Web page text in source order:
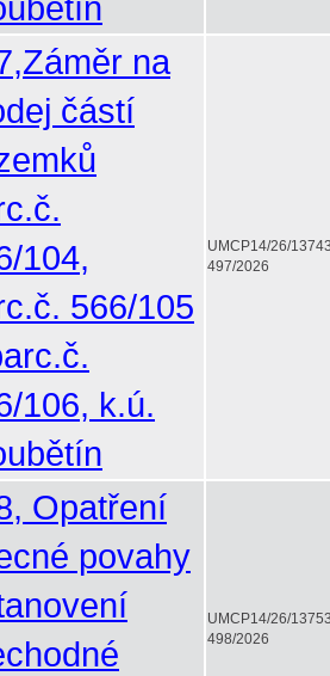
na
částí
104,
566/105
106, k.ú.
UMCP14/26/
497/2026
Opatření
povahy
UMCP14/26/
498/2026